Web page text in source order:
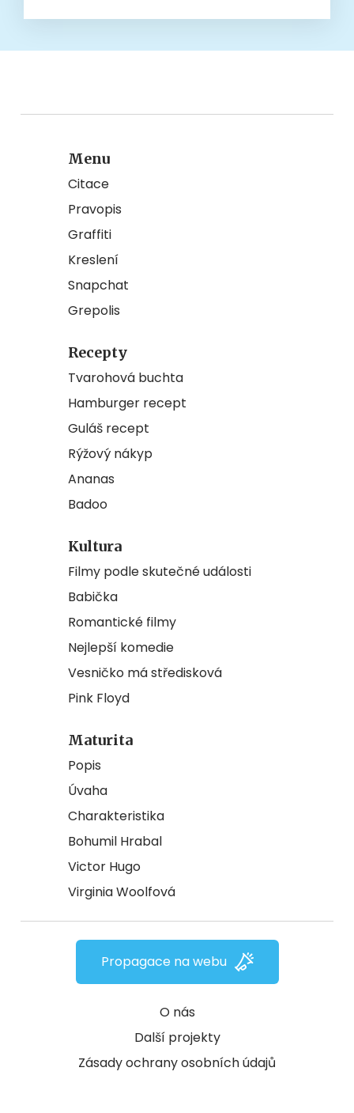
Menu
Citace
Pravopis
Graffiti
Kreslení
Snapchat
Grepolis
Recepty
Tvarohová buchta
Hamburger recept
Guláš recept
Rýžový nákyp
Ananas
Badoo
Kultura
Filmy podle skutečné události
Babička
Romantické filmy
Nejlepší komedie
Vesničko má středisková
Pink Floyd
Maturita
Popis
Úvaha
Charakteristika
Bohumil Hrabal
Victor Hugo
Virginia Woolfová
O nás
Další projekty
Zásady ochrany osobních údajů
Propagace na webu